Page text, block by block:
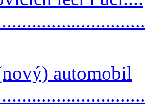
automobil